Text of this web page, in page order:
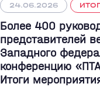
24.06.2026
Более 400
представителей
Западного
конференцию
Итоги